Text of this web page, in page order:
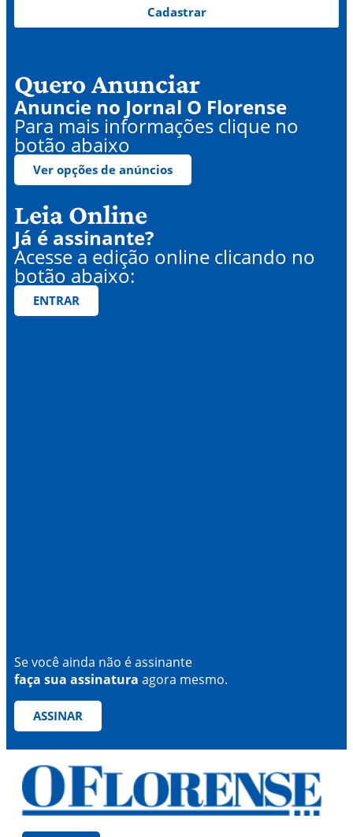
Cadastrar
Quero Anunciar
Anuncie no Jornal O Florense
Para mais informações clique no
botão abaixo
Ver opções de anúncios
Leia Online
Já é assinante?
Acesse a edição online clicando no
botão abaixo:
ENTRAR
Se você ainda não é assinante
faça sua assinatura agora mesmo.
ASSINAR